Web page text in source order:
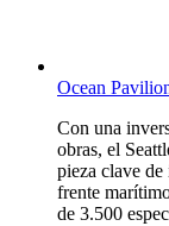
Ocean
Con una
obras, el
pieza clave
frente
de 3.500